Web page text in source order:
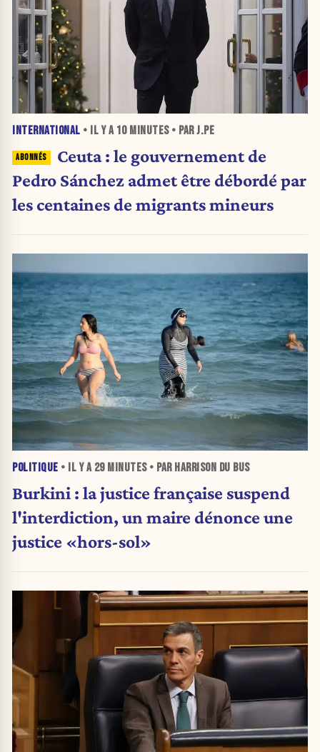
INTERNATIONAL • IL Y A 10 MINUTES• PAR J.PE
Ceuta : le gouvernement de
Pedro Sánchez admet être débordé par
les centaines de migrants mineurs
POLITIQUE • IL Y A 29 MINUTES• PAR HARRISON DU BUS
Burkini : la justice française suspend
l'interdiction, un maire dénonce une
justice «hors-sol»